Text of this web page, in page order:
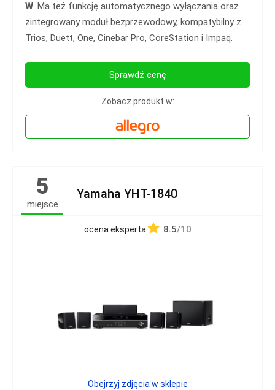
W. Ma też funkcję automatycznego wyłączania oraz
zintegrowany moduł bezprzewodowy, kompatybilny z
Trios, Duett, One, Cinebar Pro, CoreStation i Impaq.
Sprawdź cenę
Zobacz produkt w:
5
miejsce
Yamaha YHT-1840
ocena eksperta 8.5/10
Obejrzyj zdjęcia w sklepie